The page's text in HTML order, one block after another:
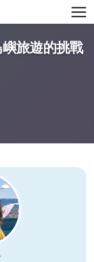
旅遊的挑戰